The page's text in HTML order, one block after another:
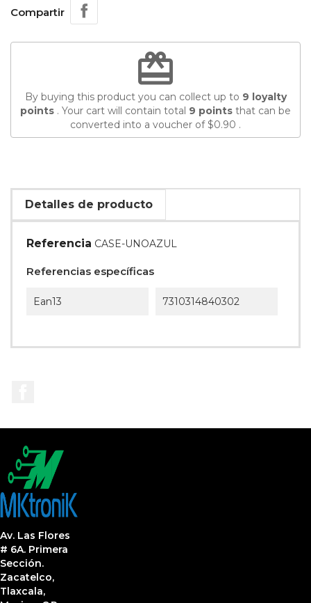
Compartir
redeem
By buying this product you can collect up to 9 loyalty
points . Your cart will contain total 9 points that can be
converted into a voucher of$0.90 .
Detalles de producto
Referencia CASE-UNOAZUL
Referencias específicas
Ean13 7310314840302
Av. Las Flores
# 6A. Primera
Sección.
Zacatelco,
Tlaxcala,